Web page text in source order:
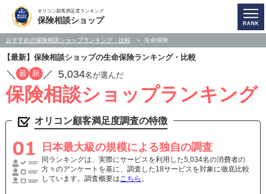
オリコン顧客満足度ランキング
保険相談ショップ
おすすめの保険相談ショップランキング・比較 生命保険
【最新】保険相談ショップの生命保険ランキング・比較
／ 最 新 ／ 5,034名が選んだ
保険相談ショップランキング
オリコン顧客満足度調査の特徴
日本最大級の規模による独自の調査
同ランキングは、実際にサービスを利用した5,034名の消費者の
方々のアンケートを基に、調査した18サービスを対象に徹底比較
しています。調査概要はこちら 。